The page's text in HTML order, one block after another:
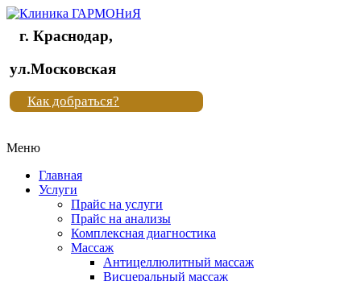
Клиника
"Новая
жизнь"
Клиника
жизнь"
г. Краснодар,
ул.Московская
Как добраться?
Меню
Главная
Услуги
Прайс на услуги
Прайс на анализы
Комплексная диагностика
Массаж
Антицеллюлитный массаж
Висцеральный массаж